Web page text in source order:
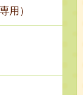
用）